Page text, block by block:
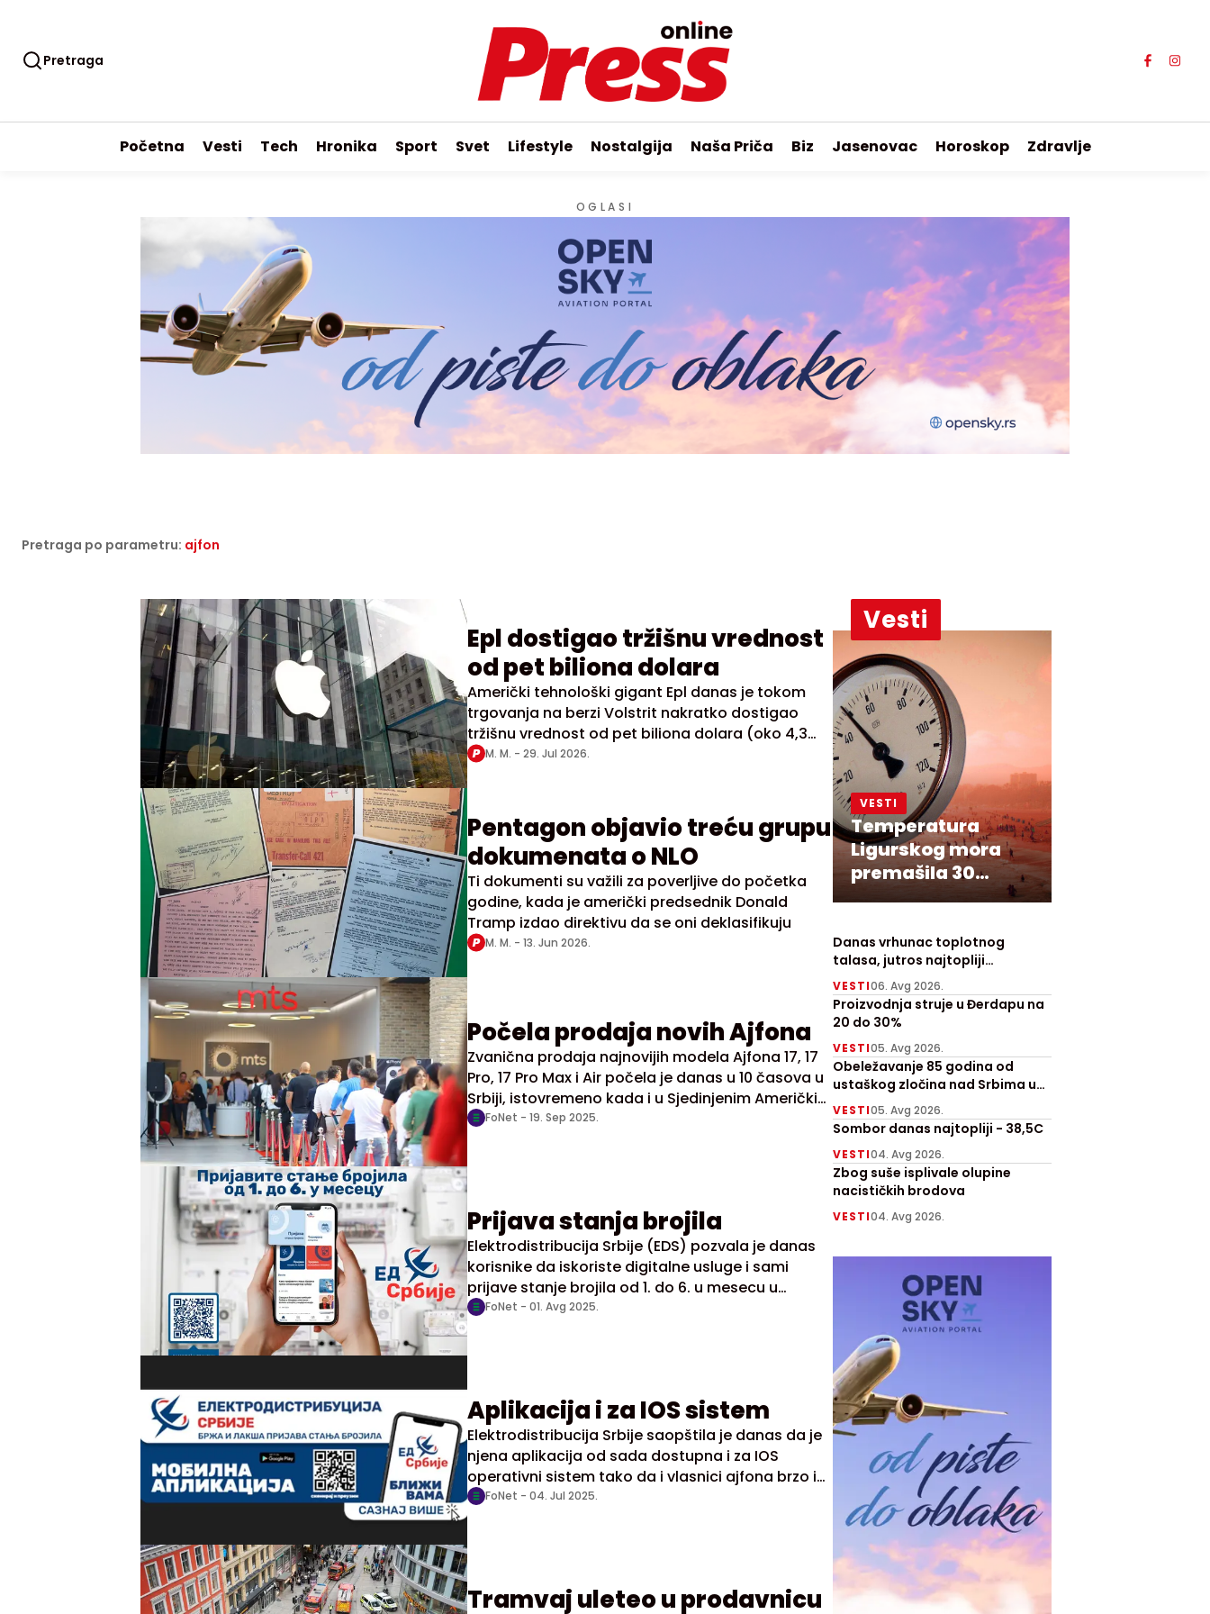
Pretraga
Početna Vesti Tech Hronika Sport Svet Lifestyle Nostalgija Naša Priča Biz Jasenovac Horoskop Zdravlje
OGLASI
Pretraga po parametru: ajfon
Epl dostigao tržišnu vrednost
od pet biliona dolara
Američki tehnološki gigant Epl danas je tokom
trgovanja na berzi Volstrit nakratko dostigao
tržišnu vrednost od pet biliona dolara (oko 4,3
biliona evra)
M. M. - 29. Jul 2026.
Pentagon objavio treću grupu
dokumenata o NLO
Ti dokumenti su važili za poverljive do početka
godine, kada je američki predsednik Donald
Tramp izdao direktivu da se oni deklasifikuju
M. M. - 13. Jun 2026.
Počela prodaja novih Ajfona
Zvanična prodaja najnovijih modela Ajfona 17, 17
Pro, 17 Pro Max i Air počela je danas u 10 časova u
Srbiji, istovremeno kada i u Sjedinjenim Američkim
Državama, saopštio je Telekom.
FoNet - 19. Sep 2025.
Prijava stanja brojila
Elektrodistribucija Srbije (EDS) pozvala je danas
korisnike da iskoriste digitalne usluge i sami
prijave stanje brojila od 1. do 6. u mesecu u
aplikaciji ED Srbije na Android telefonima ili na
FoNet - 01. Avg 2025.
Aplikacija i za IOS sistem
Elektrodistribucija Srbije saopštila je danas da je
njena aplikacija od sada dostupna i za IOS
operativni sistem tako da i vlasnici ajfona brzo i
lako mogu da prijave stanje brojila od 1. do 6.
FoNet - 04. Jul 2025.
Tramvaj uleteo u prodavnicu
Vesti
VESTI
Temperatura
Ligurskog mora
premašila 30
stepeni
Danas vrhunac toplotnog
talasa, jutros najtopliji
Zrenjanjin sa 30 stepeni
VESTI06. Avg 2026.
Proizvodnja struje u Đerdapu na
20 do 30%
VESTI05. Avg 2026.
Obeležavanje 85 godina od
ustaškog zločina nad Srbima u
Prebilovcima
VESTI05. Avg 2026.
Sombor danas najtopliji - 38,5C
VESTI04. Avg 2026.
Zbog suše isplivale olupine
nacističkih brodova
VESTI04. Avg 2026.